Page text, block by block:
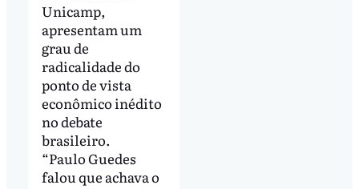
Unicamp,
apresentam um
grau de
radicalidade do
ponto de vista
econômico inédito
no debate
brasileiro.
“Paulo Guedes
falou que achava o